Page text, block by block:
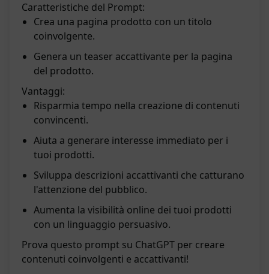
Caratteristiche del Prompt:
Crea una pagina prodotto con un titolo
coinvolgente.
Genera un teaser accattivante per la pagina
del prodotto.
Vantaggi:
Risparmia tempo nella creazione di contenuti
convincenti.
Aiuta a generare interesse immediato per i
tuoi prodotti.
Sviluppa descrizioni accattivanti che catturano
l'attenzione del pubblico.
Aumenta la visibilità online dei tuoi prodotti
con un linguaggio persuasivo.
Prova questo prompt su ChatGPT per creare
contenuti coinvolgenti e accattivanti!